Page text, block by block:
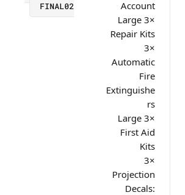
Account
×3 Large
Repair Kits
×3
Automatic
Fire
Extinguishe
rs
×3 Large
First Aid
Kits
×3
Projection
Decals:
FINAL02